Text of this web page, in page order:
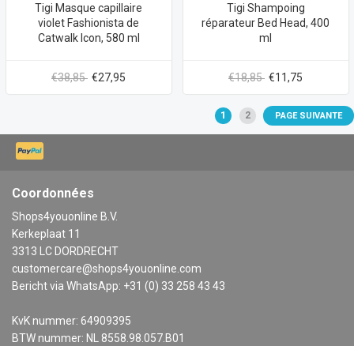
Tigi Masque capillaire
violet Fashionista de
Catwalk Icon, 580 ml
€38,85 €27,95
Tigi Shampoing
réparateur Bed Head, 400
ml
€18,85 €11,75
1 2 PAGE SUIVANTE
Coordonnées
Shops4youonline B.V.
Kerkeplaat 11
3313 LC DORDRECHT
customercare@shops4youonline.com
Bericht via WhatsApp: +31 (0) 33 258 43 43
KvK nummer: 64909395
BTW nummer: NL 8558.98.057.B01